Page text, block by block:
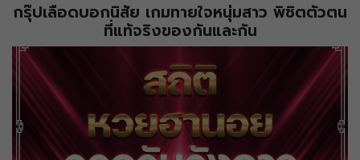
กรุ๊ปเลือดบอกนิสัย เกมทายใจหนุ่มสาว พิชิตตัวตน
ที่แท้จริงของกันและกัน